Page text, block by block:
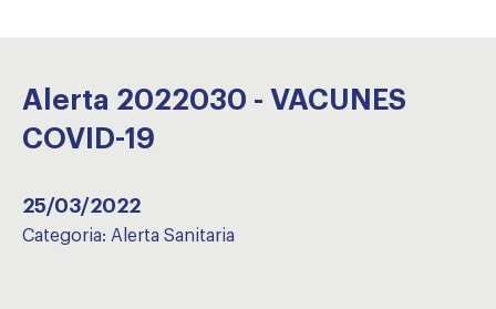
Alerta 2022030 - VACUNES
COVID-19
25/03/2022
Categoria: Alerta Sanitaria